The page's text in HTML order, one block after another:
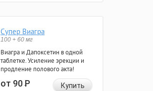
Супер Виагра
100 + 60 мг
Виагра и Дапоксетин в одной
таблетке. Усиление эрекции и
продление полового акта!
от 90Р Купить